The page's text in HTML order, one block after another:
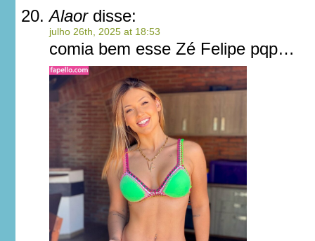
Alaordisse:
julho 26th, 2025 at 18:53
comia bem esse Zé Felipe pqp…